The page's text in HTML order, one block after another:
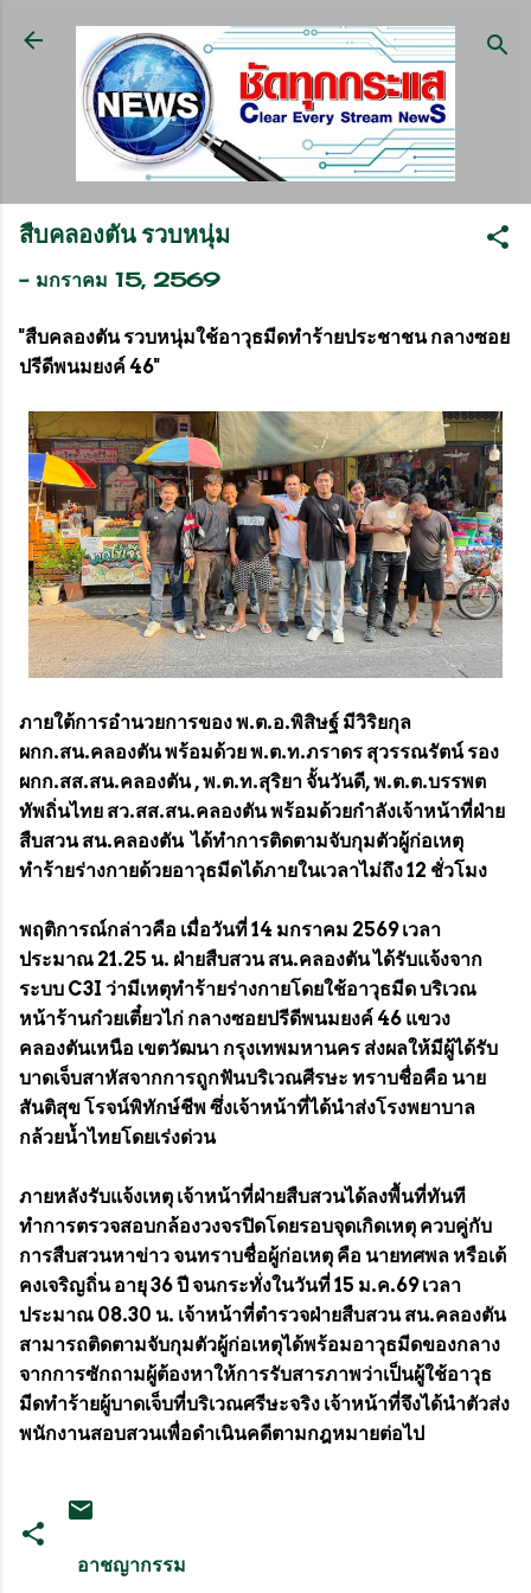
ข้ามไปที่เนื้อหาหลัก
สืบคลองตัน รวบหนุ่ม
- มกราคม 15, 2569
"สืบคลองตัน รวบหนุ่มใช้อาวุธมีดทำร้ายประชาชน กลางซอย
ปรีดีพนมยงค์ 46"
ภายใต้การอำนวยการของ พ.ต.อ.พิสิษฐ์ มีวิริยกุล
ผกก.สน.คลองตัน พร้อมด้วย พ.ต.ท.ภราดร สุวรรณรัตน์ รอง
ผกก.สส.สน.คลองตัน , พ.ต.ท.สุริยา จั้นวันดี, พ.ต.ต.บรรพต
ทัพถิ่นไทย สว.สส.สน.คลองตัน พร้อมด้วยกำลังเจ้าหน้าที่ฝ่าย
สืบสวน สน.คลองตัน ได้ทำการติดตามจับกุมตัวผู้ก่อเหตุ
ทำร้ายร่างกายด้วยอาวุธมีดได้ภายในเวลาไม่ถึง 12 ชั่วโมง
พฤติการณ์กล่าวคือ เมื่อวันที่ 14 มกราคม 2569 เวลา
ประมาณ 21.25 น. ฝ่ายสืบสวน สน.คลองตัน ได้รับแจ้งจาก
ระบบ C3I ว่ามีเหตุทำร้ายร่างกายโดยใช้อาวุธมีด บริเวณ
หน้าร้านก๋วยเตี๋ยวไก่ กลางซอยปรีดีพนมยงค์ 46 แขวง
คลองตันเหนือ เขตวัฒนา กรุงเทพมหานคร ส่งผลให้มีผู้ได้รับ
บาดเจ็บสาหัสจากการถูกฟันบริเวณศีรษะ ทราบชื่อคือ นาย
สันติสุข โรจน์พิทักษ์ชีพ ซึ่งเจ้าหน้าที่ได้นำส่งโรงพยาบาล
กล้วยน้ำไทยโดยเร่งด่วน
ภายหลังรับแจ้งเหตุ เจ้าหน้าที่ฝ่ายสืบสวนได้ลงพื้นที่ทันที
ทำการตรวจสอบกล้องวงจรปิดโดยรอบจุดเกิดเหตุ ควบคู่กับ
การสืบสวนหาข่าว จนทราบชื่อผู้ก่อเหตุ คือ นายทศพล หรือเต้
คงเจริญถิ่น อายุ 36 ปี จนกระทั่งในวันที่ 15 ม.ค.69 เวลา
ประมาณ 08.30 น. เจ้าหน้าที่ตำรวจฝ่ายสืบสวน สน.คลองตัน
สามารถติดตามจับกุมตัวผู้ก่อเหตุได้พร้อมอาวุธมีดของกลาง
จากการซักถามผู้ต้องหาให้การรับสารภาพว่าเป็นผู้ใช้อาวุธ
มีดทำร้ายผู้บาดเจ็บที่บริเวณศรีษะจริง เจ้าหน้าที่จึงได้นำตัวส่ง
พนักงานสอบสวนเพื่อดำเนินคดีตามกฎหมายต่อไป
อาชญากรรม